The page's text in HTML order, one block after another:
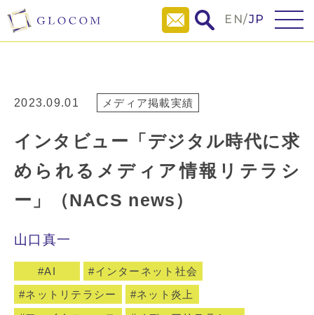
EN/JP
2023.09.01 メディア掲載実績
インタビュー「デジタル時代に求
められるメディア情報リテラシ
ー」（NACS news）
山口真一
AI
インターネット社会
ネットリテラシー
ネット炎上